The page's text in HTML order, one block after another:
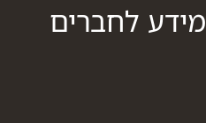
מידע לחברים